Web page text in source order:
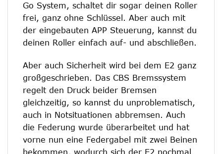
Go System, schaltet dir sogar deinen Roller
frei, ganz ohne Schlüssel. Aber auch mit
der eingebauten APP Steuerung, kannst du
deinen Roller einfach auf- und abschließen.
Aber auch Sicherheit wird bei dem E2 ganz
großgeschrieben. Das CBS Bremssystem
regelt den Druck beider Bremsen
gleichzeitig, so kannst du unproblematisch,
auch in Notsituationen abbremsen. Auch
die Federung wurde überarbeitet und hat
vorne nun eine Federgabel mit zwei Beinen
bekommen, wodurch sich der E2 nochmal